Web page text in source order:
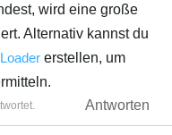
wird eine große
Alternativ kannst du
erstellen, um
Antworten